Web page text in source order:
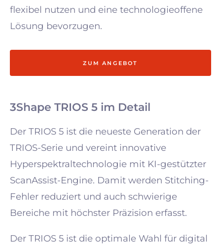
flexibel nutzen und eine technologieoffene
Lösung bevorzugen.
ZUM ANGEBOT
3Shape TRIOS 5 im Detail
Der TRIOS 5 ist die neueste Generation der
TRIOS-Serie und vereint innovative
Hyperspektraltechnologie mit KI-gestützter
ScanAssist-Engine. Damit werden Stitching-
Fehler reduziert und auch schwierige
Bereiche mit höchster Präzision erfasst.
Der TRIOS 5 ist die optimale Wahl für digital